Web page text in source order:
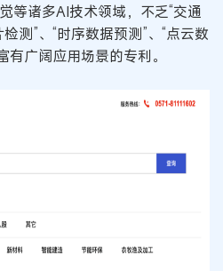
等诸多AI技术领域，不乏“交通
测”、“时序数据预测”、“点云数
有广阔应用场景的专利。